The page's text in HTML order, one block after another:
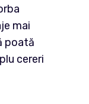
mai
poată
cereri